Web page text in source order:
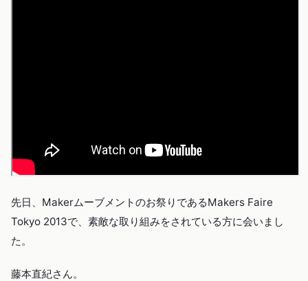
先日、Makerムーブメントのお祭りであるMakers Faire
Tokyo 2013で、素敵な取り組みをされている方に会いまし
た。
藤本直紀さん。